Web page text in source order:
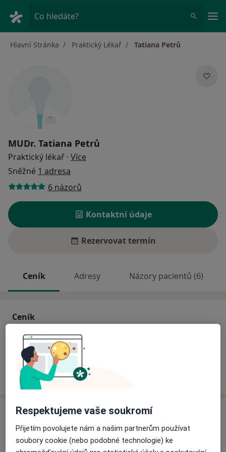
Co hledáte?
Hlavní Stránka Praktický Lékař Tatiana Petrů
MUDr. Tatiana Petrů
Praktický lékař · Více
Sněžné 1 adresa
6 názorů
Kontaktní údaje
Rezervovat termín
Ceník Adresy Názory pacientů (6)
Ceník
Informace o službách a cenách nejsou k dispozici
Tento specialista ještě nepřidával žádné informace o
Adresa
Praktická lékařka
č.d. 134,Sněžné 59203
Respektujeme vaše soukromí
Přijetím povolujete nám a našim partnerům používat
soubory cookie (nebo podobné technologie) ke